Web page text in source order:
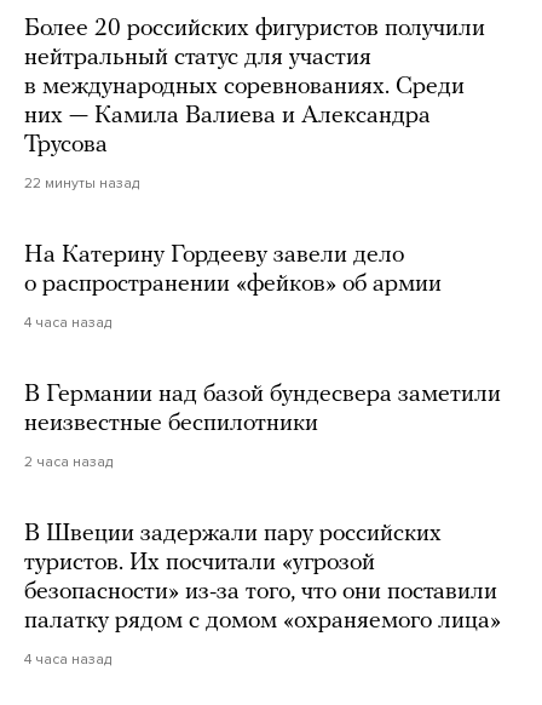
Более 20 российских фигуристов получили
нейтральный статус для участия
в международных соревнованиях. Среди
них — Камила Валиева и Александра
Трусова
22 минуты назад
На Катерину Гордееву завели дело
о распространении «фейков» об армии
4 часа назад
В Германии над базой бундесвера заметили
неизвестные беспилотники
2 часа назад
В Швеции задержали пару российских
туристов. Их посчитали «угрозой
безопасности» из-за того, что они поставили
палатку рядом с домом «охраняемого лица»
4 часа назад